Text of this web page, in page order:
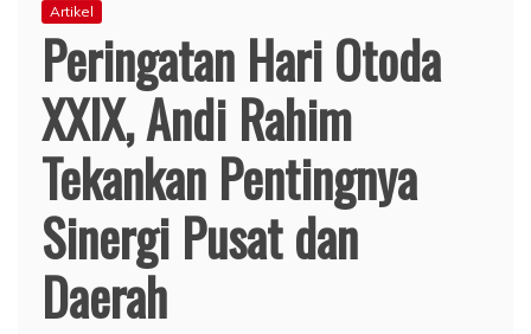
Artikel
Peringatan Hari Otoda
XXIX, Andi Rahim
Tekankan Pentingnya
Sinergi Pusat dan
Daerah